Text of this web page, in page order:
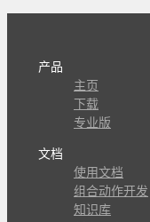
产品
主页
下载
专业版
文档
使用文档
组合动作开发
知识库